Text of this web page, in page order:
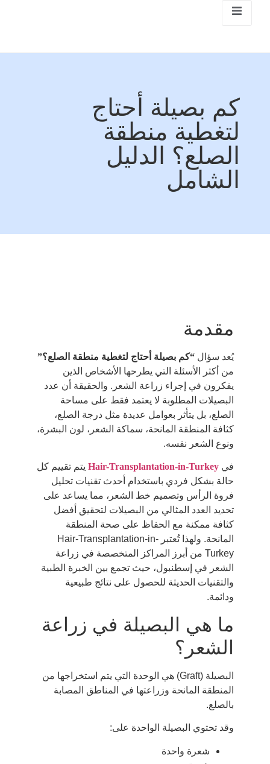
كم بصيلة أحتاج
لتغطية منطقة
الصلع؟ الدليل
الشامل
مقدمة
يُعد سؤال “كم بصيلة أحتاج لتغطية منطقة الصلع؟”
من أكثر الأسئلة التي يطرحها الأشخاص الذين
يفكرون في إجراء زراعة الشعر. والحقيقة أن عدد
البصيلات المطلوبة لا يعتمد فقط على مساحة
الصلع، بل يتأثر بعوامل عديدة مثل درجة الصلع،
كثافة المنطقة المانحة، سماكة الشعر، لون البشرة،
ونوع الشعر نفسه.
في Hair-Transplantation-in-Turkey يتم تقييم كل
حالة بشكل فردي باستخدام أحدث تقنيات تحليل
فروة الرأس وتصميم خط الشعر، مما يساعد على
تحديد العدد المثالي من البصيلات لتحقيق أفضل
كثافة ممكنة مع الحفاظ على صحة المنطقة
المانحة. ولهذا تُعتبر Hair-Transplantation-in-
Turkey من أبرز المراكز المتخصصة في زراعة
الشعر في إسطنبول، حيث تجمع بين الخبرة الطبية
والتقنيات الحديثة للحصول على نتائج طبيعية
ودائمة.
ما هي البصيلة في زراعة
الشعر؟
البصيلة (Graft) هي الوحدة التي يتم استخراجها من
المنطقة المانحة وزراعتها في المناطق المصابة
بالصلع.
وقد تحتوي البصيلة الواحدة على:
شعرة واحدة